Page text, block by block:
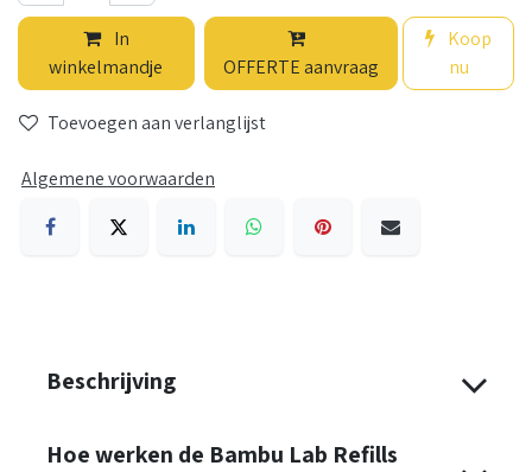
In
winkelmandje
OFFERTE aanvraag
Koop
nu
Toevoegen aan verlanglijst
Algemene voorwaarden
Beschrijving
Hoe werken de Bambu Lab Refills